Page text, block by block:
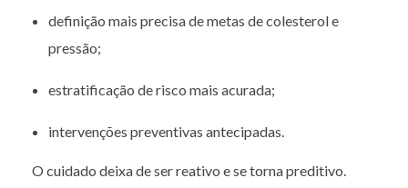
definição mais precisa de metas de colesterol e
pressão;
estratificação de risco mais acurada;
intervenções preventivas antecipadas.
O cuidado deixa de ser reativo e se torna preditivo.